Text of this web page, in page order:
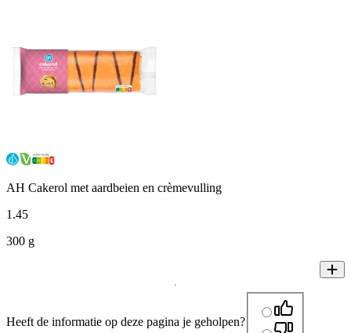
AH Cakerol met aardbeien en crèmevulling
1 .45
300 g
Heeft de informatie op deze pagina je geholpen?